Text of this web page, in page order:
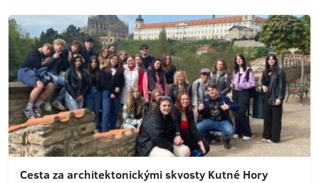
Cesta za architektonickými skvosty Kutné Hory